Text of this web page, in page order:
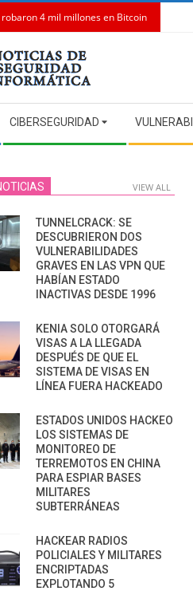
robaron 4 mil millones en Bitcoin
CIBERSEGURIDAD
VIEW ALL
TUNNELCRACK: SE
DESCUBRIERON DOS
VULNERABILIDADES
GRAVES EN LAS VPN QUE
HABÍAN ESTADO
INACTIVAS DESDE 1996
KENIA SOLO OTORGARÁ
VISAS A LA LLEGADA
DESPUÉS DE QUE EL
SISTEMA DE VISAS EN
LÍNEA FUERA HACKEADO
ESTADOS UNIDOS HACKEO
LOS SISTEMAS DE
MONITOREO DE
TERREMOTOS EN CHINA
PARA ESPIAR BASES
MILITARES
SUBTERRÁNEAS
HACKEAR RADIOS
POLICIALES Y MILITARES
ENCRIPTADAS
EXPLOTANDO 5